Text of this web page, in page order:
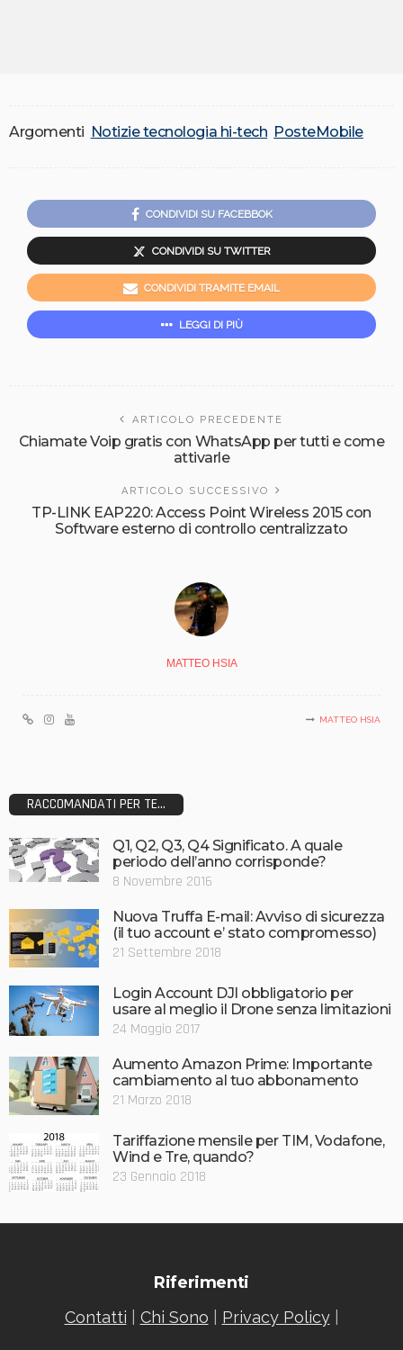
Argomenti Notizie tecnologia hi-tech PosteMobile
CONDIVIDI SU FACEBBOK
CONDIVIDI SU TWITTER
CONDIVIDI TRAMITE EMAIL
LEGGI DI PIÙ
ARTICOLO PRECEDENTE
Chiamate Voip gratis con WhatsApp per tutti e come
attivarle
ARTICOLO SUCCESSIVO
TP-LINK EAP220: Access Point Wireless 2015 con
Software esterno di controllo centralizzato
MATTEO HSIA
MATTEO HSIA
RACCOMANDATI PER TE...
Q1, Q2, Q3, Q4 Significato. A quale
periodo dell’anno corrisponde?
8 Novembre 2016
Nuova Truffa E-mail: Avviso di sicurezza
(il tuo account e’ stato compromesso)
21 Settembre 2018
Login Account DJI obbligatorio per
usare al meglio il Drone senza limitazioni
24 Maggio 2017
Aumento Amazon Prime: Importante
cambiamento al tuo abbonamento
21 Marzo 2018
Tariffazione mensile per TIM, Vodafone,
Wind e Tre, quando?
23 Gennaio 2018
Riferimenti
Contatti Chi Sono Privacy Policy|